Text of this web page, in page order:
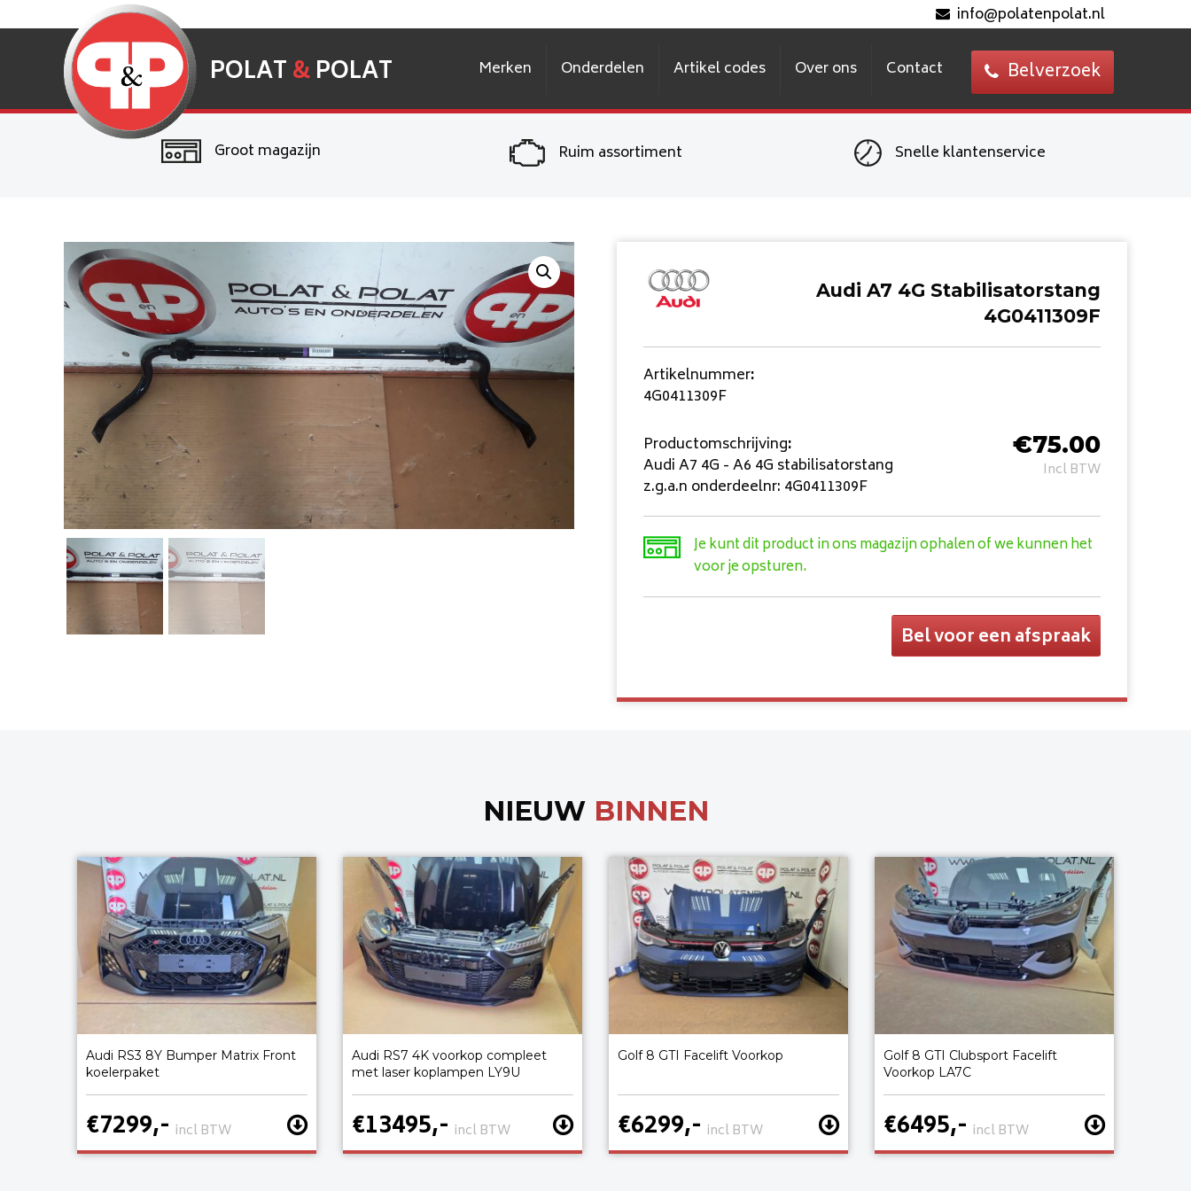
info@polatenpolat.nl
POLAT&POLAT Merken Onderdelen Artikel codes Over ons Contact Belverzoek
Groot magazijn Ruim assortiment Snelle klantenservice
Audi A7 4G Stabilisatorstang
4G0411309F
Artikelnummer:
4G0411309F
Productomschrijving:
Audi A7 4G - A6 4G stabilisatorstang
z.g.a.n onderdeelnr: 4G0411309F
€75.00
Incl BTW
Je kunt dit product in ons magazijn ophalen of we kunnen het
voor je opsturen.
Bel voor een afspraak
NIEUW BINNEN
Audi RS3 8Y Bumper Matrix Front
koelerpaket
€7299,- incl BTW
Audi RS7 4K voorkop compleet
met laser koplampen LY9U
€13495,- incl BTW
Golf 8 GTI Facelift Voorkop
€6299,- incl BTW
Golf 8 GTI Clubsport Facelift
Voorkop LA7C
€6495,- incl BTW